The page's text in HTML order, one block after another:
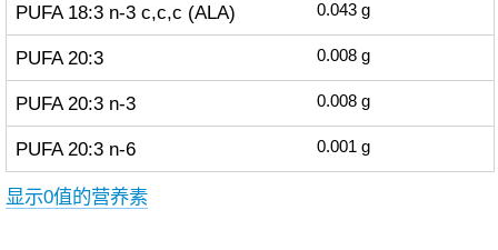
PUFA 18:3 n-3 c,c,c (ALA) 0.043 g
PUFA 20:3 0.008 g
PUFA 20:3 n-3 0.008 g
PUFA 20:3 n-6 0.001 g
显示0值的营养素